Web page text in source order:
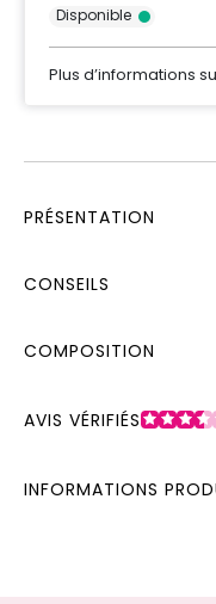
Disponible
Plus d’informations
PRÉSENTATION
CONSEILS
COMPOSITION
AVIS VÉRIFIÉS
INFORMATIONS